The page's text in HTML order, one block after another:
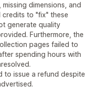
dimensions, and
to "fix" these
generate quality
Furthermore, the
pages failed to
spending hours with
to issue a refund despite